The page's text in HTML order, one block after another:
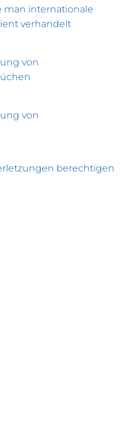
man internationale
verhandelt
von
von
berechtigen